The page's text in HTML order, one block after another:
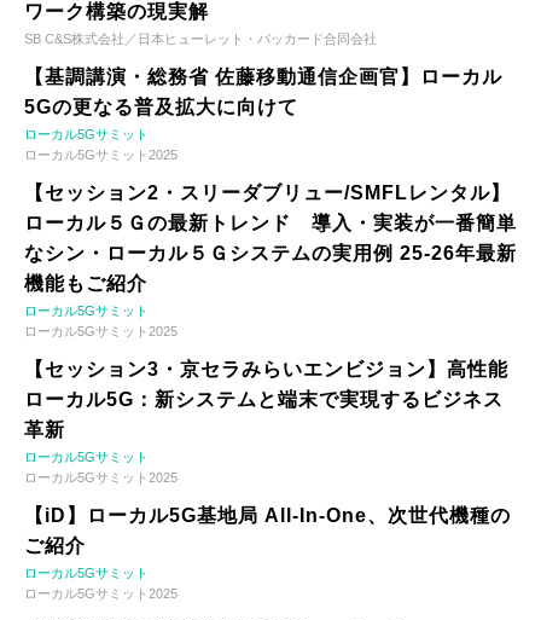
ワーク構築の現実解
SB C&S株式会社／日本ヒューレット・パッカード合同会社
【基調講演・総務省 佐藤移動通信企画官】ローカル
5Gの更なる普及拡大に向けて
ローカル5Gサミット
ローカル5Gサミット2025
【セッション2・スリーダブリュー/SMFLレンタル】
ローカル５Ｇの最新トレンド 導入・実装が一番簡単
なシン・ローカル５Ｇシステムの実用例 25-26年最新
機能もご紹介
ローカル5Gサミット
ローカル5Gサミット2025
【セッション3・京セラみらいエンビジョン】高性能
ローカル5G：新システムと端末で実現するビジネス
革新
ローカル5Gサミット
ローカル5Gサミット2025
【iD】ローカル5G基地局 All-In-One、次世代機種の
ご紹介
ローカル5Gサミット
ローカル5Gサミット2025